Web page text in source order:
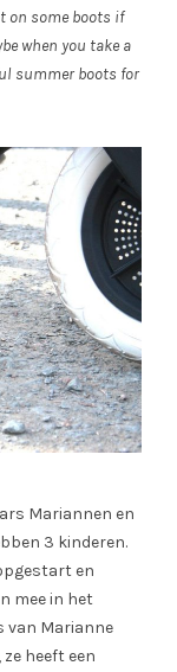
on some boots if
when you take a
summer boots for
Mariannen en
3 kinderen.
en
mee in het
van Marianne
heeft een